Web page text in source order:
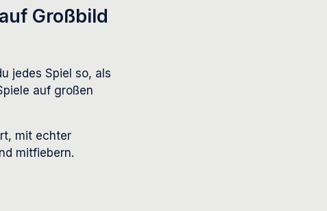
Großbild
jedes Spiel so, als
auf großen
mit echter
mitfiebern.